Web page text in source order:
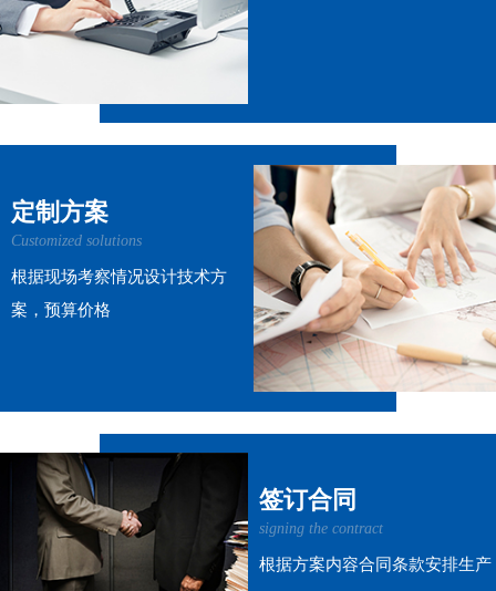
定制方案
Customized solutions
根据现场考察情况设计技术方
案，预算价格
签订合同
signing the contract
根据方案内容合同条款安排生产